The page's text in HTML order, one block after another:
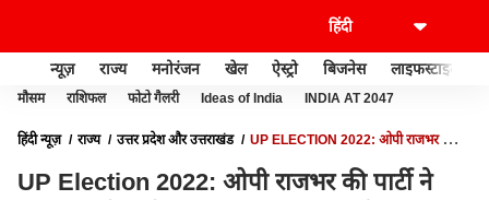
न्यूज़ राज्य मनोरंजन खेल ऐस्ट्रो बिजनेस लाइफस्टाइल
मौसम राशिफल फोटो गैलरी Ideas of India INDIA AT 2047
हिंदी न्यूज़ राज्य उत्तर प्रदेश और उत्तराखंड
UP ELECTION 2022: ओपी राजभर की
UP Election 2022: ओपी राजभर की पार्टी ने